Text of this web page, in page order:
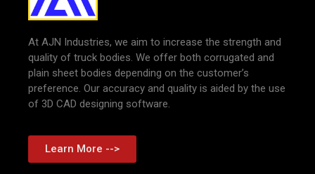
At AJN Industries, we aim to increase the strength and
quality of truck bodies. We offer both corrugated and
plain sheet bodies depending on the customer’s
preference. Our accuracy and quality is aided by the use
of 3D CAD designing software.
Learn More -->